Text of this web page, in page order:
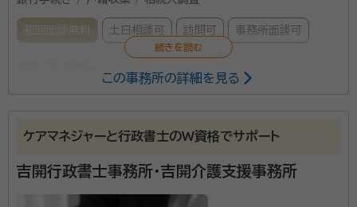
初回面談無料 土日相談可 訪問可 事務所面談可
資格等：特定行政書士
この事務所の詳細を見る
ケアマネジャーと行政書士のW資格でサポート
吉開行政書士事務所・吉開介護支援事務所